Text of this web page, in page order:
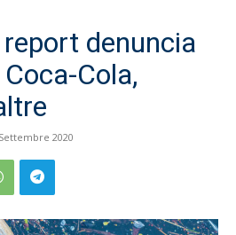
denuncia
Cola,
2020